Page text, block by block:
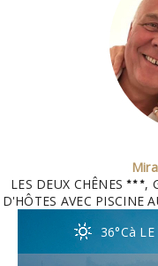
LES DEUX CHÊNES
,
D'HÔTES AVEC PISCINE
36°Cà LE